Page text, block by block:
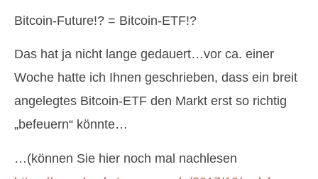
Bitcoin-Future!? = Bitcoin-ETF!?
Das hat ja nicht lange gedauert…vor ca. einer
Woche hatte ich Ihnen geschrieben, dass ein breit
angelegtes Bitcoin-ETF den Markt erst so richtig
„befeuern“ könnte…
…(können Sie hier noch mal nachlesen